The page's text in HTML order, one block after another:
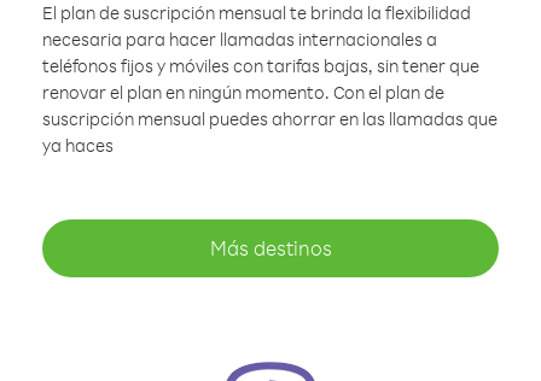
El plan de suscripción mensual te brinda la flexibilidad
necesaria para hacer llamadas internacionales a
teléfonos fijos y móviles con tarifas bajas, sin tener que
renovar el plan en ningún momento. Con el plan de
suscripción mensual puedes ahorrar en las llamadas que
ya haces
Más destinos